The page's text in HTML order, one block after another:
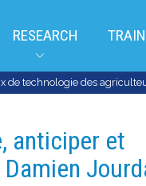
RESEARCH
de technologie des
anticiper et